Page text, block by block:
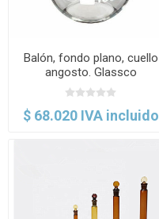
Balón, fondo plano, cuello
angosto. Glassco
$ 68.020 IVA incluido